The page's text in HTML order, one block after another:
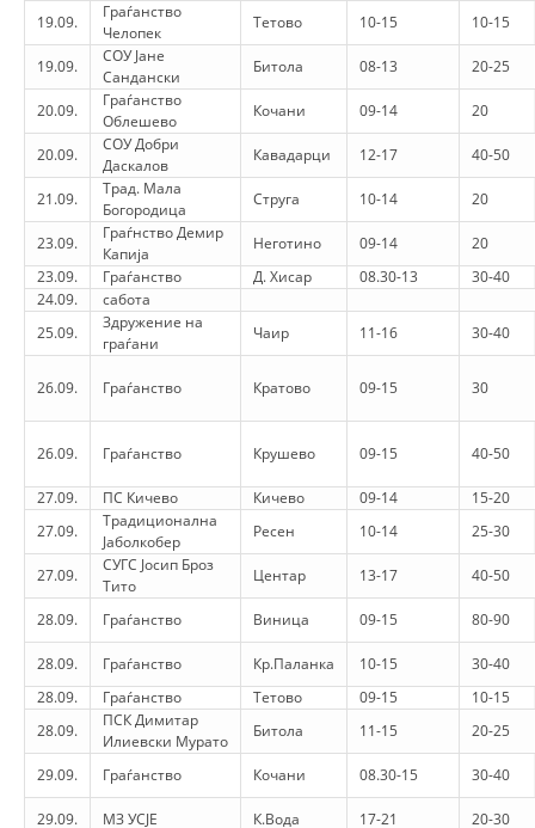
PROJEKTE
SHËRBIMI PËR KËRKIM
VEPRIMTARI SHËNDETËSORE PREVENTIVE
NDIHMA E PARË
DHURIMI I GJAKUT
MENAXHIM ME VULLNETARË
KUSH JEMI NE
VEPRIMTARI
DORACAKË
STRATEGJI
19.09.
Граѓанство
Челопек
Тетово 10-15 10-15
19.09.
СОУ Јане
Сандански
Битола 08-13 20-25
20.09.
Граѓанство
Облешево
Кочани 09-14 20
20.09.
СОУ Добри
Даскалов
Кавадарци 12-17 40-50
21.09.
Трад. Мала
Богородица
Струга 10-14 20
23.09.
Граѓнство Демир
Капија
Неготино 09-14
20
23.09.
Граѓанство Д. Хисар 08.30-13
30-40
24.09.
сабота
25.09.
Здружение на
граѓани
Чаир 11-16 30-40
26.09. Граѓанство Кратово 09-15 30
26.09. Граѓанство Крушево 09-15 40-50
27.09. ПС Кичево Кичево 09-14
15-20
27.09.
Традиционална
Јаболкобер
Ресен 10-14 25-30
27.09.
СУГС Јосип Броз
Тито
Центар 13-17 40-50
28.09. Граѓанство Виница 09-15 80-90
28.09. Граѓанство Кр.Паланка 10-15
30-40
28.09.
Граѓанство Тетово 09-15
10-15
28.09.
ПСК Димитар
Илиевски Мурато
Битола 11-15 20-25
29.09. Граѓанство Кочани 08.30-15 30-40
29.09. МЗ УСЈЕ К.Вода 17-21 20-30